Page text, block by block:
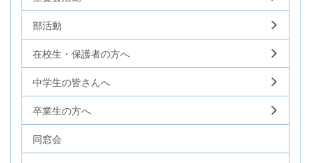
部活動
在校生・保護者の方へ
中学生の皆さんへ
卒業生の方へ
同窓会